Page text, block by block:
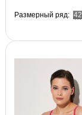
Размерный ряд: 42